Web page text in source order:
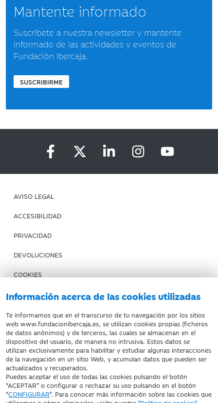
Información acerca de las cookies utilizadas
Te informamos que en el transcurso de tu navegación por los sitios
web www.fundacionibercaja.es, se utilizan cookies propias (ficheros
de datos anónimos) y de terceros, las cuales se almacenan en el
dispositivo del usuario, de manera no intrusiva. Estos datos se
utilizan exclusivamente para habilitar y estudiar algunas interacciones
de la navegación en un sitio Web, y acumulan datos que pueden ser
actualizados y recuperados.
Puedes aceptar el uso de todas las cookies pulsando el botón
“ACEPTAR” o configurar o rechazar su uso pulsando en el botón
“CONFIGURAR". Para conocer más información sobre las cookies que
Mantente informado
Suscríbete a nuestra newsletter y mantente
informado de las actividades y eventos de
Fundación Ibercaja.
SUSCRIBIRME
AVISO LEGAL
ACCESIBILIDAD
PRIVACIDAD
DEVOLUCIONES
COOKIES
CONDICIONES DE COMPRA
IBERCAJA BANCO
Fundación Bancaria Ibercaja. C.I.F. G-50000652.
Inscrita en el Registro de Fundaciones del Mº de Educación,
Cultura y Deporte con el nº 1689.
Domicilio social: Joaquín Costa, 13. 50001 Zaragoza.